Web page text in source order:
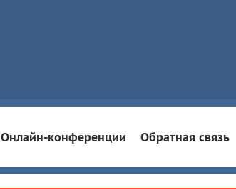
Онлайн-конференции Обратная связь